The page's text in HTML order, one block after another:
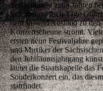
Seit nunmehr zehn Jahren
Schostakowitsch Tage
dem In- und Ausland zu
Konzertscheune strömt.
ersten neun Festivaljahre
und Musiker der
den Jubiläumsjahrgang
läutet die Staatskapelle das
Sonderkonzert ein, das
stattfindet.